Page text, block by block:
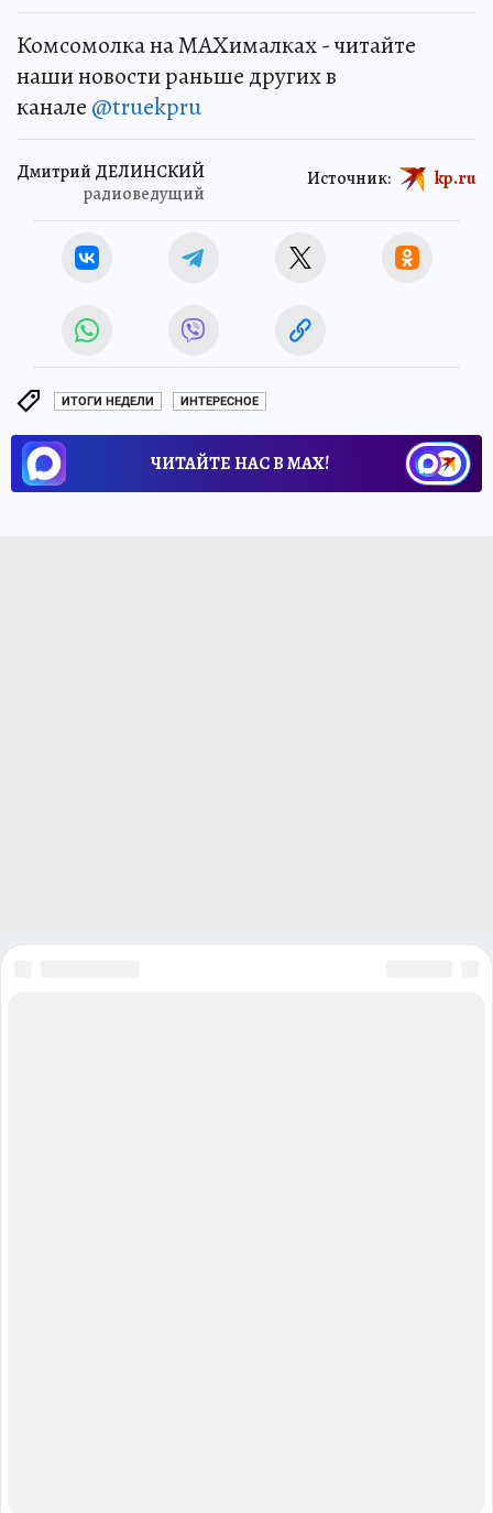
Комсомолка на MAXималках - читайте
наши новости раньше других в
канале @truekpru
Дмитрий ДЕЛИНСКИЙ
радиоведущий
Источник: kp.ru
ИТОГИ НЕДЕЛИ ИНТЕРЕСНОЕ
ЧИТАЙТЕ НАС В МАХ!